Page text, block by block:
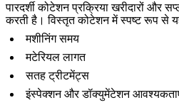
पारदर्शी कोटेशन प्रक्रिया खरीदारों और
करती है। विस्तृत कोटेशन में स्पष्ट रूप से यह
मशीनिंग समय
मटेरियल लागत
सतह ट्रीटमेंट्स
इंस्पेक्शन और डॉक्युमेंटेशन